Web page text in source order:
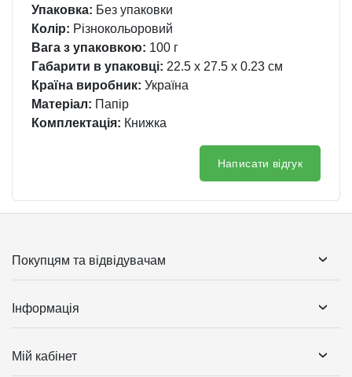
Упаковка: Без упаковки
Колір: Різнокольоровий
Вага з упаковкою: 100 г
Габарити в упаковці: 22.5 x 27.5 x 0.23 см
Країна виробник: Україна
Матеріал: Папір
Комплектація: Книжка
Написати відгук
Покупцям та відвідувачам
Інформація
Мій кабінет